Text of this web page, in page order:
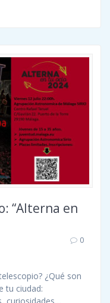
“Alterna en
0
¿Qué son
tu ciudad: